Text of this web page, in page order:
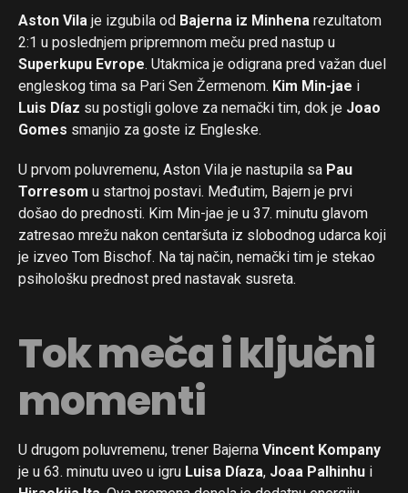
Aston Vila je izgubila od Bajerna iz Minhena rezultatom
2:1 u poslednjem pripremnom meču pred nastup u
Superkupu Evrope. Utakmica je odigrana pred važan duel
engleskog tima sa Pari Sen Žermenom. Kim Min-jae i
Luis Díaz su postigli golove za nemački tim, dok je Joao
Gomes smanjio za goste iz Engleske.
U prvom poluvremenu, Aston Vila je nastupila sa Pau
Torresom u startnoj postavi. Međutim, Bajern je prvi
došao do prednosti. Kim Min-jae je u 37. minutu glavom
zatresao mrežu nakon centaršuta iz slobodnog udarca koji
je izveo Tom Bischof. Na taj način, nemački tim je stekao
psihološku prednost pred nastavak susreta.
Tok meča i ključni
momenti
U drugom poluvremenu, trener Bajerna Vincent Kompany
je u 63. minutu uveo u igru Luisa Díaza, Joaa Palhinhu i